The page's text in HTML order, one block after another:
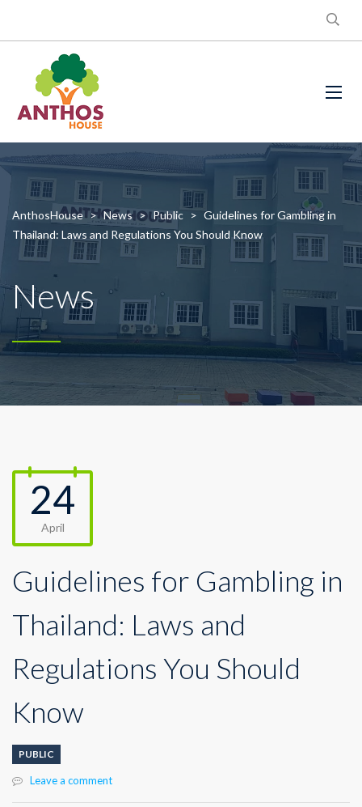
AnthosHouse > News > Public > Guidelines for Gambling in
Thailand: Laws and Regulations You Should Know
News
24
April
Guidelines for Gambling in
Thailand: Laws and
Regulations You Should
Know
PUBLIC
Leave a comment